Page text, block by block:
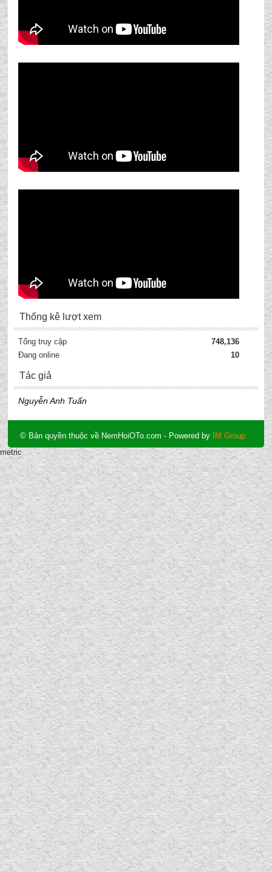
Thống kê lượt xem
Tổng truy cập
748,136
Đang online
10
Tác giả
Nguyễn Anh Tuấn
© Bản quyền thuộc về NemHoiOTo.com - Powered by
IM Group
metric